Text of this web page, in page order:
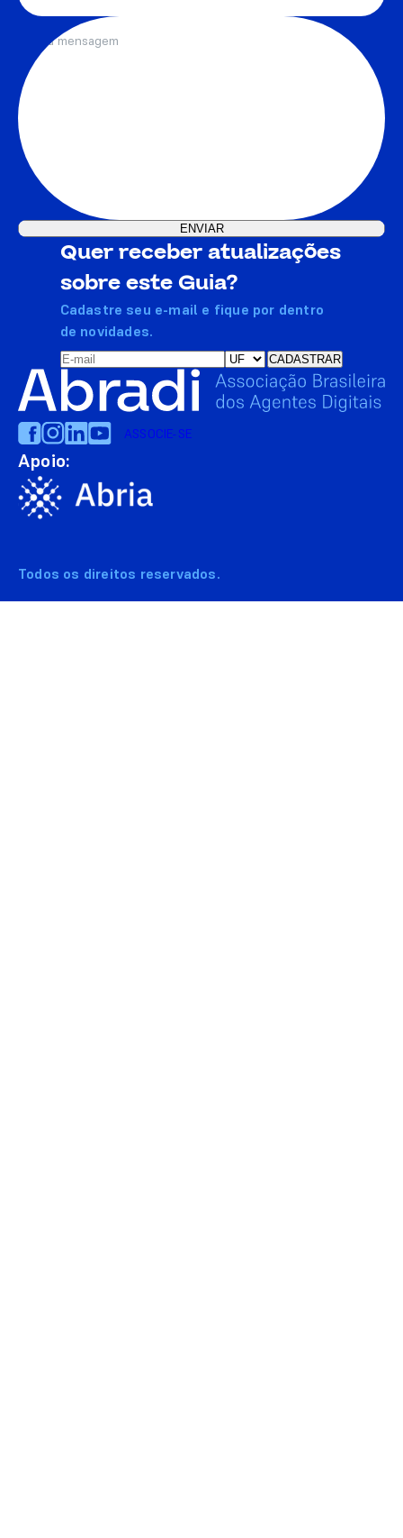
Quer receber atualizações
sobre este Guia?
Cadastre seu e-mail e fique por dentro
de novidades.
ASSOCIE-SE
Apoio:
Todos os direitos reservados.